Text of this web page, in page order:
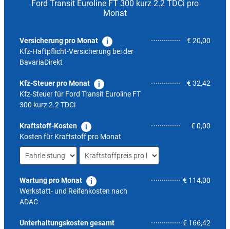
Ford Transit Euroline FT 300 kurz 2.2 TDCi pro
Monat
Versicherung pro Monat
Kfz-Haftpflicht-Versicherung bei der
BavariaDirekt
€ 20,00
Kfz-Steuer pro Monat
Kfz-Steuer für Ford Transit Euroline FT
300 kurz 2.2 TDCi
€ 32,42
Kraftstoff-Kosten
Kosten für Kraftstoff pro Monat
€ 0,00
Wartung pro Monat
Werkstatt- und Reifenkosten nach
ADAC
€ 114,00
Unterhaltungskosten gesamt
€ 166,42